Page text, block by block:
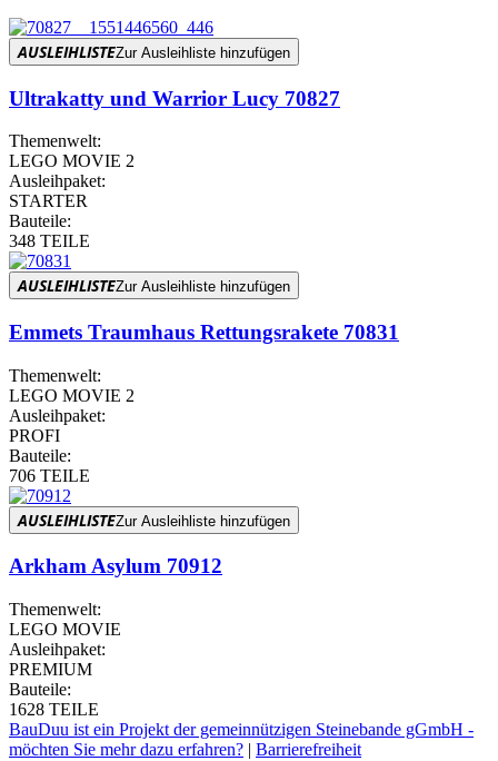
AUSLEIHLISTEZur Ausleihliste hinzufügen
Ultrakatty und Warrior Lucy 70827
Themenwelt:
LEGO MOVIE 2
Ausleihpaket:
STARTER
Bauteile:
348 TEILE
AUSLEIHLISTEZur Ausleihliste hinzufügen
Emmets Traumhaus Rettungsrakete 70831
Themenwelt:
LEGO MOVIE 2
Ausleihpaket:
PROFI
Bauteile:
706 TEILE
AUSLEIHLISTEZur Ausleihliste hinzufügen
Arkham Asylum 70912
Themenwelt:
LEGO MOVIE
Ausleihpaket:
PREMIUM
Bauteile:
1628 TEILE
BauDuu ist ein Projekt der gemeinnützigen Steinebande gGmbH -
möchten Sie mehr dazu erfahren? | Barrierefreiheit